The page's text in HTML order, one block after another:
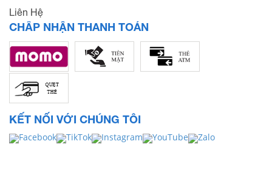
Liên Hệ
CHẤP NHẬN THANH TOÁN
KẾT NỐI VỚI CHÚNG TÔI